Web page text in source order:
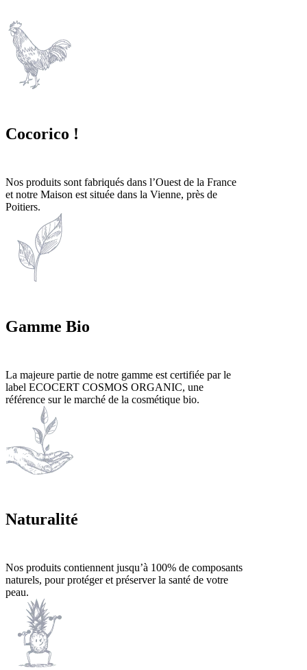
Cocorico !
Nos produits sont fabriqués dans l’Ouest de la France
et notre Maison est située dans la Vienne, près de
Poitiers.
Gamme Bio
La majeure partie de notre gamme est certifiée par le
label ECOCERT COSMOS ORGANIC, une
référence sur le marché de la cosmétique bio.
Naturalité
Nos produits contiennent jusqu’à 100% de composants
naturels, pour protéger et préserver la santé de votre
peau.